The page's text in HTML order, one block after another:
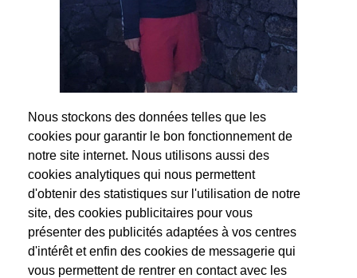
Florian
Circuit-training
(23 avis)
Toutes les catégories de publics ont accès à
ce cours, si vous avez des pathologies...
60€ 30€
Après réduction d'impôts
Nous stockons des données telles que les
cookies pour garantir le bon fonctionnement de
notre site internet. Nous utilisons aussi des
cookies analytiques qui nous permettent
d'obtenir des statistiques sur l'utilisation de notre
site, des cookies publicitaires pour vous
présenter des publicités adaptées à vos centres
d'intérêt et enfin des cookies de messagerie qui
vous permettent de rentrer en contact avec les